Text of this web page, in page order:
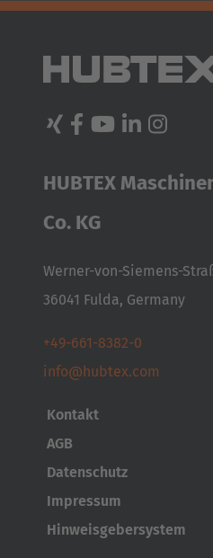
AMERICA
Português
United States
English
Australia
English
HUBTEX
Co. KG
Werner-von-Siemens-
36041 Fulda, Germany
+49-661-8382-0
info@hubtex.com
Kontakt
AGB
Datenschutz
Impressum
Hinweisgebersystem